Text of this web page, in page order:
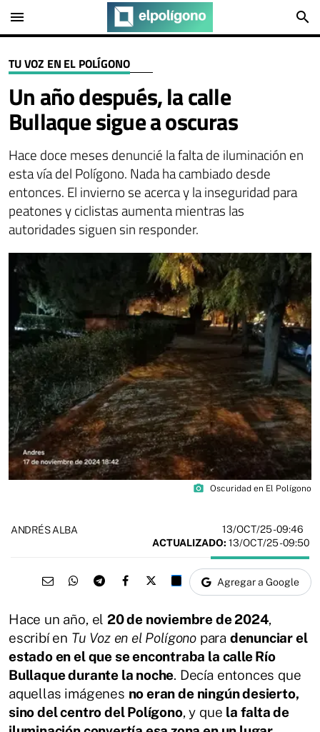
menu search
TU VOZ EN EL POLÍGONO
Un año después, la calle
Bullaque sigue a oscuras
Hace doce meses denuncié la falta de iluminación en
esta vía del Polígono. Nada ha cambiado desde
entonces. El invierno se acerca y la inseguridad para
peatones y ciclistas aumenta mientras las
autoridades siguen sin responder.
photo_camera Oscuridad en El Polígono
ANDRÉS ALBA 13/OCT/25- 09:46
ACTUALIZADO: 13/OCT/25 - 09:50
Agregar a Google
Hace un año, el 20 de noviembre de 2024,
escribí en Tu Voz en el Polígonopara denunciar el
estado en el que se encontraba la calle Río
Bullaque durante la noche. Decía entonces que
aquellas imágenes no eran de ningún desierto,
sino del centro del Polígono, y que la falta de